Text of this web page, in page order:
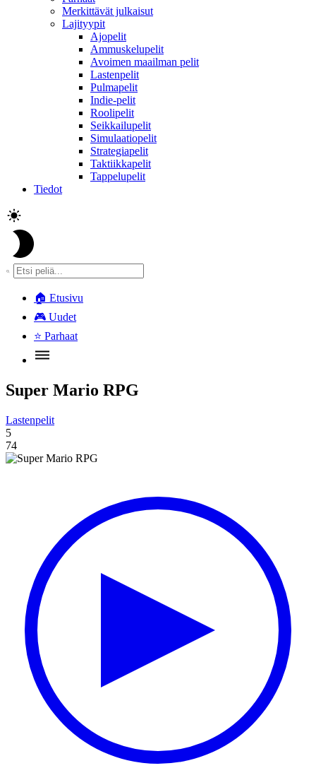
Merkittävät julkaisut
Lajityypit
Ajopelit
Ammuskelupelit
Avoimen maailman pelit
Lastenpelit
Pulmapelit
Indie-pelit
Roolipelit
Seikkailupelit
Simulaatiopelit
Strategiapelit
Taktiikkapelit
Tappelupelit
Tiedot
🏠 Etusivu
🎮 Uudet
⭐ Parhaat
Super Mario RPG
Lastenpelit
5
74